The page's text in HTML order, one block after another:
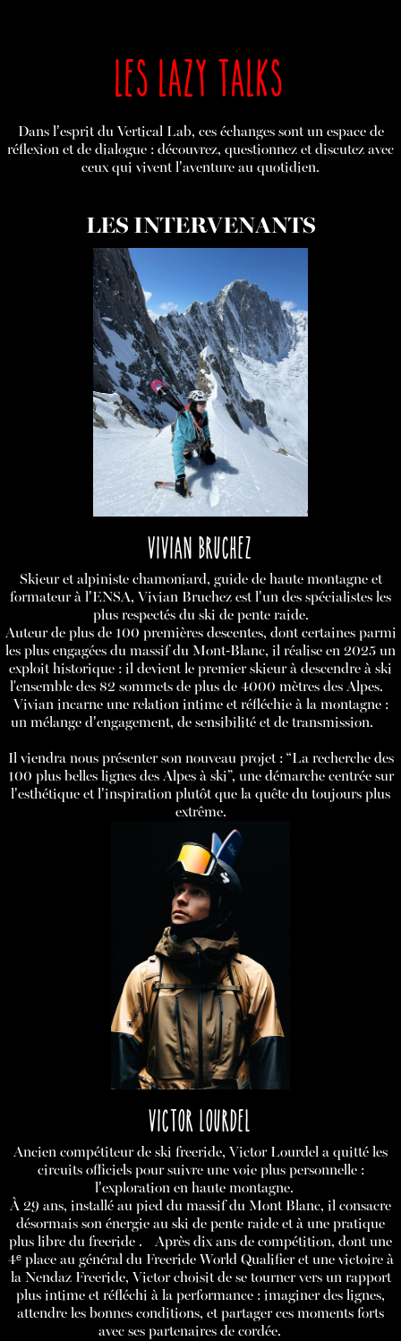
LES LAZY TALKS
Dans l’esprit du Vertical Lab, ces échanges sont un espace de
réflexion et de dialogue : découvrez, questionnez et discutez avec
ceux qui vivent l’aventure au quotidien.
LES INTERVENANTS
VIVIAN BRUCHEZ
Skieur et alpiniste chamoniard, guide de haute montagne et
formateur à l’ENSA, Vivian Bruchez est l’un des spécialistes les
plus respectés du ski de pente raide.
Auteur de plus de 100 premières descentes, dont certaines parmi
les plus engagées du massif du Mont-Blanc, il réalise en 2025 un
exploit historique : il devient le premier skieur à descendre à ski
l'ensemble des 82 sommets de plus de 4000 mètres des Alpes.
Vivian incarne une relation intime et réfléchie à la montagne :
un mélange d’engagement, de sensibilité et de transmission.
Il viendra nous présenter son nouveau projet : “La recherche des
100 plus belles lignes des Alpes à ski”, une démarche centrée sur
l’esthétique et l’inspiration plutôt que la quête du toujours plus
extrême.
VICTOR LOURDEL
Ancien compétiteur de ski freeride, Victor Lourdel a quitté les
circuits officiels pour suivre une voie plus personnelle :
l’exploration en haute montagne.
À 29 ans, installé au pied du massif du Mont Blanc, il consacre
désormais son énergie au ski de pente raide et à une pratique
plus libre du freeride . Après dix ans de compétition, dont une
4ᵉ place au général du Freeride World Qualifier et une victoire à
la Nendaz Freeride, Victor choisit de se tourner vers un rapport
plus intime et réfléchi à la performance : imaginer des lignes,
attendre les bonnes conditions, et partager ces moments forts
avec ses partenaires de cordée.